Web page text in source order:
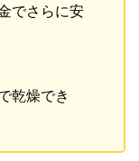
でさらに安
乾燥でき